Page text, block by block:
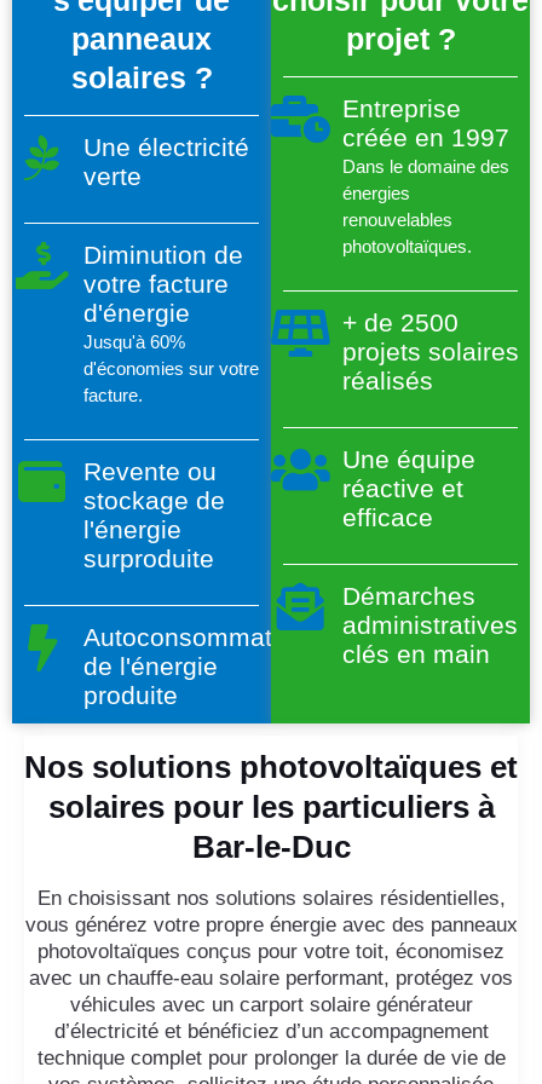
panneaux
solaires ?
Une électricité
verte
Diminution de
votre facture
d'énergie
Jusqu'à 60%
d'économies sur votre
facture.
Revente ou
stockage de
l'énergie
surproduite
Autoconsommation
de l'énergie
produite
projet ?
Entreprise
créée en 1997
Dans le domaine des
énergies
renouvelables
photovoltaïques.
+ de 2500
projets solaires
réalisés
Une équipe
réactive et
efficace
Démarches
administratives
clés en main
Nos solutions photovoltaïques et
solaires pour les particuliers à
Bar-le-Duc
En choisissant nos solutions solaires résidentielles,
vous générez votre propre énergie avec des panneaux
photovoltaïques conçus pour votre toit, économisez
avec un chauffe-eau solaire performant, protégez vos
véhicules avec un carport solaire générateur
d’électricité et bénéficiez d’un accompagnement
technique complet pour prolonger la durée de vie de